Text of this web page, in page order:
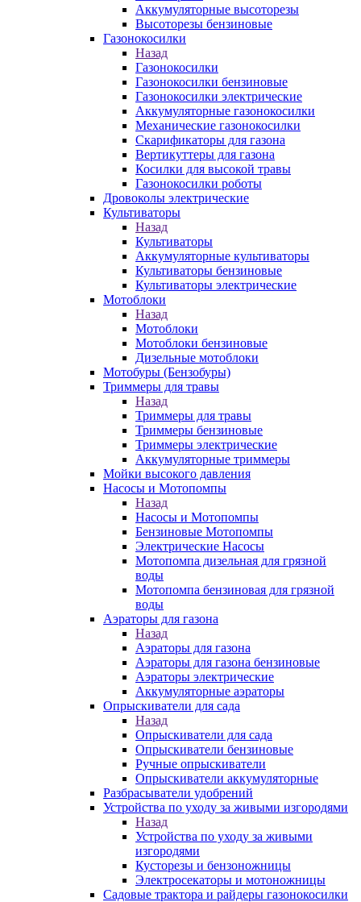
Аккумуляторные высоторезы
Высоторезы бензиновые
Газонокосилки
Назад
Газонокосилки
Газонокосилки бензиновые
Газонокосилки электрические
Аккумуляторные газонокосилки
Механические газонокосилки
Скарификаторы для газона
Вертикуттеры для газона
Косилки для высокой травы
Газонокосилки роботы
Дровоколы электрические
Культиваторы
Назад
Культиваторы
Аккумуляторные культиваторы
Культиваторы бензиновые
Культиваторы электрические
Мотоблоки
Назад
Мотоблоки
Мотоблоки бензиновые
Дизельные мотоблоки
Мотобуры (Бензобуры)
Триммеры для травы
Назад
Триммеры для травы
Триммеры бензиновые
Триммеры электрические
Аккумуляторные триммеры
Мойки высокого давления
Насосы и Мотопомпы
Назад
Насосы и Мотопомпы
Бензиновые Мотопомпы
Электрические Насосы
Мотопомпа дизельная для грязной
воды
Мотопомпа бензиновая для грязной
воды
Аэраторы для газона
Назад
Аэраторы для газона
Аэраторы для газона бензиновые
Аэраторы электрические
Аккумуляторные аэраторы
Опрыскиватели для сада
Назад
Опрыскиватели для сада
Опрыскиватели бензиновые
Ручные опрыскиватели
Опрыскиватели аккумуляторные
Разбрасыватели удобрений
Устройства по уходу за живыми изгородями
Назад
Устройства по уходу за живыми
изгородями
Кусторезы и бензоножницы
Электросекаторы и мотоножницы
Садовые трактора и райдеры газонокосилки